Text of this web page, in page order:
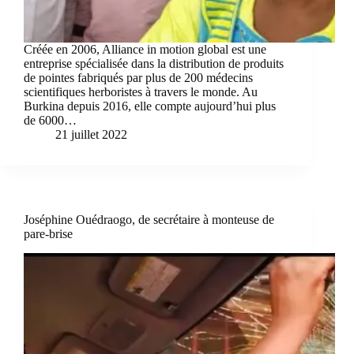
Créée en 2006, Alliance in motion global est une
entreprise spécialisée dans la distribution de produits
de pointes fabriqués par plus de 200 médecins
scientifiques herboristes à travers le monde. Au
Burkina depuis 2016, elle compte aujourd’hui plus
de 6000…
21 juillet 2022
Joséphine Ouédraogo, de secrétaire à monteuse de
pare-brise